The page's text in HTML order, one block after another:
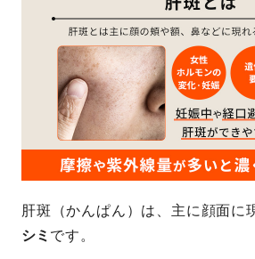
肝斑（かんぱん）は、主に顔面に
シミ です。